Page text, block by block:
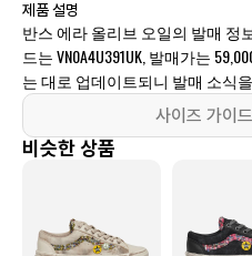
제품 설명
반스 에라 올리브 오일의 발매 정
드는 VN0A4U391UK, 발매가는
는 대로 업데이트되니 발매 소식
사이즈 가이드
비슷한 상품